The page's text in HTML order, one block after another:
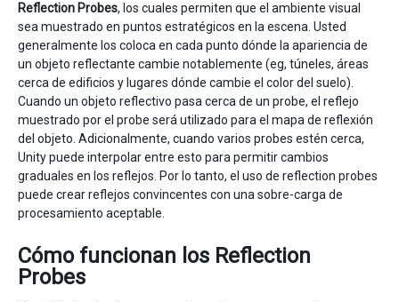
Reflection Probes, los cuales permiten que el ambiente visual
sea muestrado en puntos estratégicos en la escena. Usted
generalmente los coloca en cada punto dónde la apariencia de
un objeto reflectante cambie notablemente (eg, túneles, áreas
cerca de edificios y lugares dónde cambie el color del suelo).
Cuando un objeto reflectivo pasa cerca de un probe, el reflejo
muestrado por el probe será utilizado para el mapa de reflexión
del objeto. Adicionalmente, cuando varios probes estén cerca,
Unity puede interpolar entre esto para permitir cambios
graduales en los reflejos. Por lo tanto, el uso de reflection probes
puede crear reflejos convincentes con una sobre-carga de
procesamiento aceptable.
Cómo funcionan los Reflection
Probes